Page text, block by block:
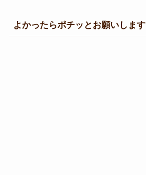
よかったらポチッとお願いします